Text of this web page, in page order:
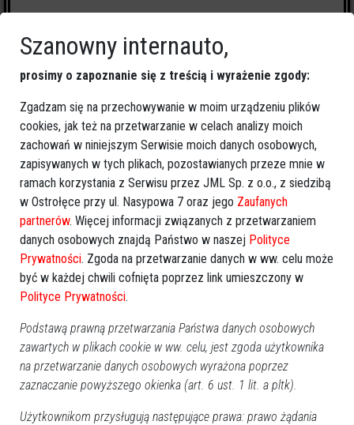
1zapalonych świeczek
🕯Zapal świeczkę ↗Udostępnij
wróć
Szanowny internauto,
prosimy o zapoznanie się z treścią i wyrażenie zgody:
Zgadzam się na przechowywanie w moim urządzeniu plików
cookies, jak też na przetwarzanie w celach analizy moich
zachowań w niniejszym Serwisie moich danych osobowych,
zapisywanych w tych plikach, pozostawianych przeze mnie w
ramach korzystania z Serwisu przez JML Sp. z o.o., z siedzibą
w Ostrołęce przy ul. Nasypowa 7 oraz jego Zaufanych
partnerów. Więcej informacji związanych z przetwarzaniem
danych osobowych znajdą Państwo w naszej Polityce
Prywatności. Zgoda na przetwarzanie danych w ww. celu może
być w każdej chwili cofnięta poprzez link umieszczony w
Polityce Prywatności.
Podstawą prawną przetwarzania Państwa danych osobowych
zawartych w plikach cookie w ww. celu, jest zgoda użytkownika
na przetwarzanie danych osobowych wyrażona poprzez
zaznaczanie powyższego okienka (art. 6 ust. 1 lit. a pltk).
Użytkownikom przysługują następujące prawa: prawo żądania